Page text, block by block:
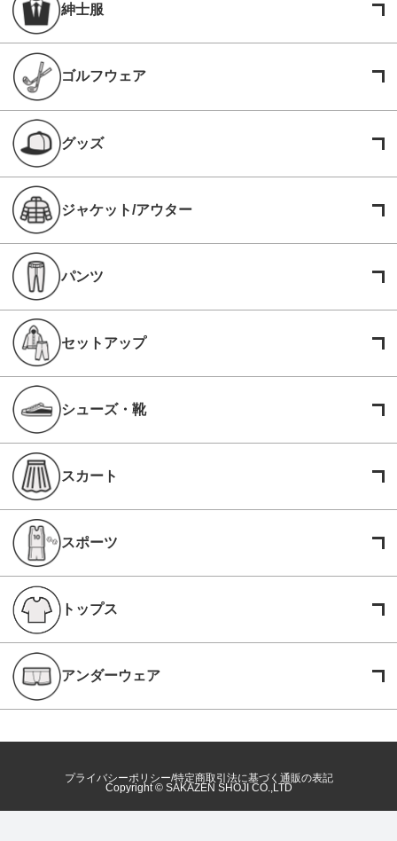
紳士服
ゴルフウェア
グッズ
ジャケット/アウター
パンツ
セットアップ
シューズ・靴
スカート
スポーツ
トップス
アンダーウェア
プライバシーポリシー 特定商取引法に基づく通販の表記
Copyright © SAKAZEN SHOJI CO.,LTD